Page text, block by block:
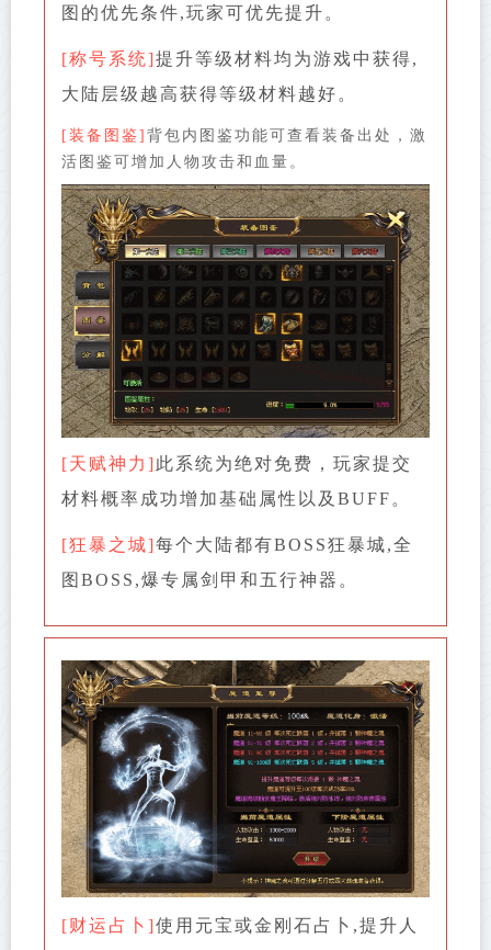
图的优先条件,玩家可优先提升。
[称号系统]提升等级材料均为游戏中获得,
大陆层级越高获得等级材料越好。
[装备图鉴] 背包内图鉴功能可查看装备出处，激
活图鉴可增加人物攻击和血量。
[天赋神力]此系统为绝对免费，玩家提交
材料概率成功增加基础属性以及BUFF。
[狂暴之城]每个大陆都有BOSS狂暴城,全
图BOSS,爆专属剑甲和五行神器。
[财运占卜]使用元宝或金刚石占卜,提升人